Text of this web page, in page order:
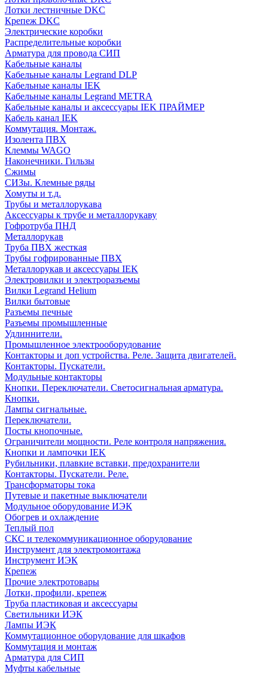
Лотки лестничные DKC
Крепеж DKC
Электрические коробки
Распределительные коробки
Арматура для провода СИП
Кабельные каналы
Кабельные каналы Legrand DLP
Кабельные каналы IEK
Кабельные каналы Legrand METRA
Кабельные каналы и аксессуары IEK ПРАЙМЕР
Кабель канал IEK
Коммутация. Монтаж.
Изолента ПВХ
Клеммы WAGO
Наконечники. Гильзы
Сжимы
СИЗы. Клемные ряды
Хомуты и т.д.
Трубы и металлорукава
Аксессуары к трубе и металлорукаву
Гофротруба ПНД
Металлорукав
Труба ПВХ жесткая
Трубы гофрированные ПВХ
Металлорукав и аксессуары IEK
Электровилки и электроразъемы
Вилки Legrand Helium
Вилки бытовые
Разъемы печные
Разъемы промышленные
Удлиннители.
Промышленное электрооборудование
Контакторы и доп устройства. Реле. Защита двигателей.
Контакторы. Пускатели.
Модульные контакторы
Кнопки. Переключатели. Светосигнальная арматура.
Кнопки.
Лампы сигнальные.
Переключатели.
Посты кнопочные.
Ограничители мощности. Реле контроля напряжения.
Кнопки и лампочки IEK
Рубильники, плавкие вставки, предохранители
Контакторы. Пускатели. Реле.
Трансформаторы тока
Путевые и пакетные выключатели
Модульное оборудование ИЭК
Обогрев и охлаждение
Теплый пол
СКС и телекоммуникационное оборудование
Инструмент для электромонтажа
Инструмент ИЭК
Крепеж
Прочие электротовары
Лотки, профили, крепеж
Труба пластиковая и аксессуары
Светильники ИЭК
Лампы ИЭК
Коммутационное оборудование для шкафов
Коммутация и монтаж
Арматура для СИП
Муфты кабельные